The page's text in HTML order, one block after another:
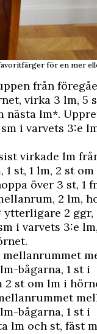
för en mer
från
virka 3 lm, 5
­nästa lm*.
i varvets 3:e
virkade lm
st, 1 lm, 2 st
över 3 st, 1
2 lm,
ytterligare 2 ggr,
i varvets 3:e
bågarna, 1 st i
2 st om lm i
­bågarna, 1 st i
lm och st, fäst